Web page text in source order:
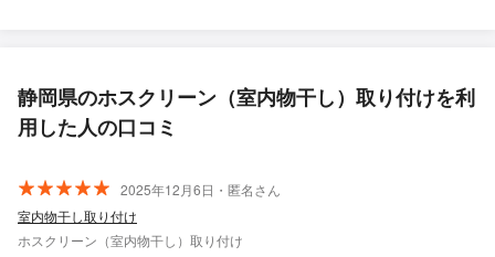
静岡県のホスクリーン（室内物干し）取り付けを利
用した人の口コミ
2025年12月6日・匿名さん
室内物干し取り付け
ホスクリーン（室内物干し）取り付け